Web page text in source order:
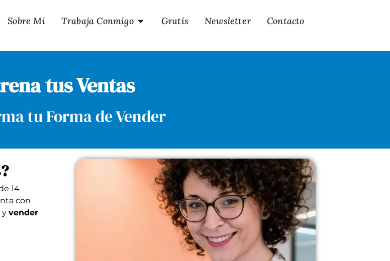
Sobre Mi Trabaja Conmigo Gratis Newsletter Contacto
tus Ventas
tu Forma de Vender
14
con
y vender